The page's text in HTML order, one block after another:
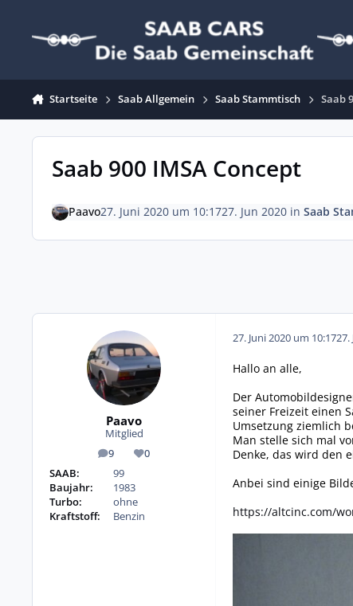
Startseite Saab Allgemein Saab Stammtisch Saab
Saab 900 IMSA Concept
Paavo27. Juni 2020 um 10:1727. Jun 2020in Saab
Paavo
Mitglied
9
Beiträge0
Reputation
SAAB:
99
Baujahr:
1983
Turbo:
ohne
Kraftstoff:
Benzin
27. Juni 2020 um 10:1727.
Hallo an alle,
Der
seiner Freizeit einen
Umsetzung ziemlich
Man stelle sich mal
Denke, das wird den
Anbei sind einige
https://altcinc.com/